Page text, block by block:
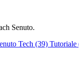
Senuto.
Tech (39) Tutoriale